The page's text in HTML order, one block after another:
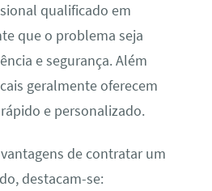
qualificado em
que o problema seja
e segurança. Além
geralmente oferecem
e personalizado.
de contratar um
destacam-se: